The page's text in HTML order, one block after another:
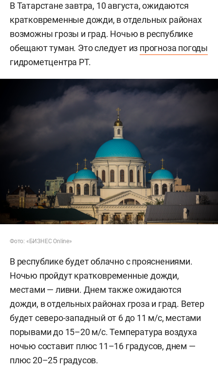
В Татарстане завтра, 10 августа, ожидаются
кратковременные дожди, в отдельных районах
возможны грозы и град. Ночью в республике
обещают туман. Это следует из прогноза погоды
гидрометцентра РТ.
Фото: «БИЗНЕС Online»
В республике будет облачно с прояснениями.
Ночью пройдут кратковременные дожди,
местами — ливни. Днем также ожидаются
дожди, в отдельных районах гроза и град. Ветер
будет северо-западный от 6 до 11 м/с, местами
порывами до 15–20 м/с. Температура воздуха
ночью составит плюс 11–16 градусов, днем —
плюс 20–25 градусов.